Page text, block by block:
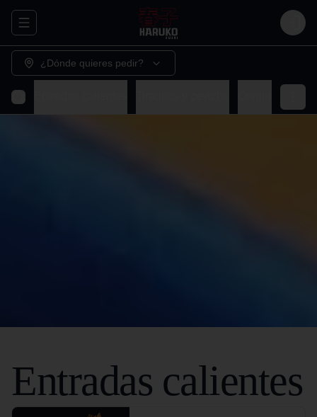
Abrir menu de navegación Login
¿Dónde quieres pedir?
Entradas calientes